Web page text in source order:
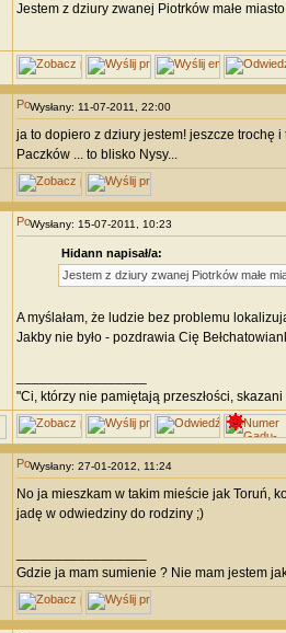
Jestem z dziury zwanej Piotrków małe miasto
Wysłany: 11-07-2011, 22:00
ja to dopiero z dziury jestem! jeszcze trochę i
Paczków ... to blisko Nysy...
Wysłany: 15-07-2011, 10:23
Hidann napisał/a:
Jestem z dziury zwanej Piotrków małe
A myślałam, że ludzie bez problemu
Jakby nie było - pozdrawia Cię
"Ci, którzy nie pamiętają przeszłości,
Wysłany: 27-01-2012, 11:24
No ja mieszkam w takim mieście jak Toruń,
jadę w odwiedziny do rodziny ;)
Gdzie ja mam sumienie ? Nie mam jestem